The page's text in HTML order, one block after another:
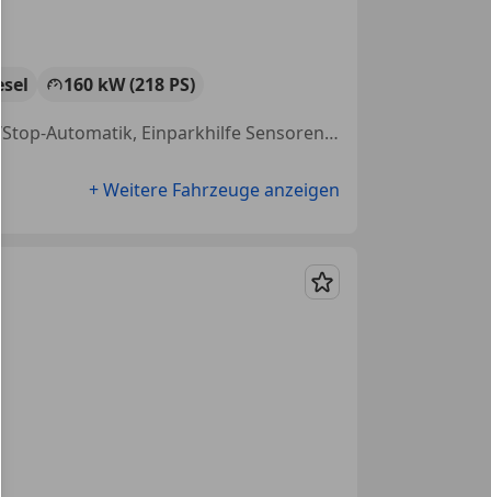
160 kW (218 PS)
Alufelgen, Tuning, Sportpaket, Allrad, Elektrische Seitenspiegel, Start/Stop-Automatik, Einparkhilfe Sensoren vorne, Sportsitze
+ Weitere Fahrzeuge anzeigen
Merken